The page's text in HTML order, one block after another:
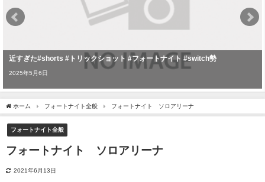
近すぎた#shorts #トリックショット #フォートナイト #switch勢
2025年5月6日
ホーム フォートナイト全般 フォートナイト ソロアリーナ
フォートナイト全般
フォートナイト ソロアリーナ
2021年6月13日